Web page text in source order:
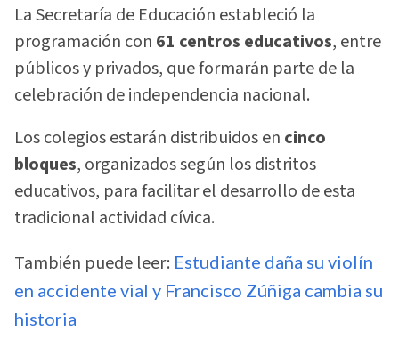
La Secretaría de Educación estableció la
programación con 61 centros educativos, entre
públicos y privados, que formarán parte de la
celebración de independencia nacional.
Los colegios estarán distribuidos en cinco
bloques, organizados según los distritos
educativos, para facilitar el desarrollo de esta
tradicional actividad cívica.
También puede leer: Estudiante daña su violín
en accidente vial y Francisco Zúñiga cambia su
historia